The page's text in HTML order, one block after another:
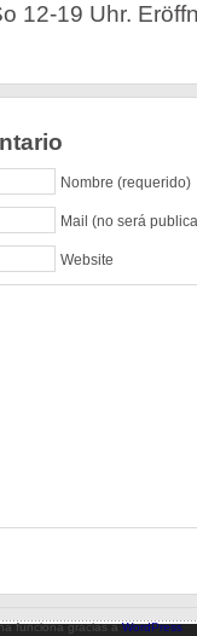
12-19 Uhr.
Nombre (requerido)
Mail (no será
Website
funciona gracias aWordPress